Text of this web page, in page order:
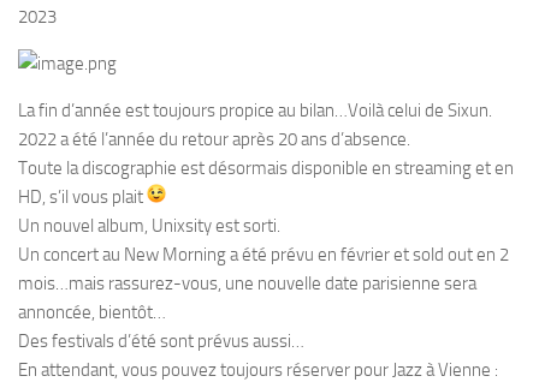
2023
La fin d’année est toujours propice au bilan…Voilà celui de Sixun.
2022 a été l’année du retour après 20 ans d’absence.
Toute la discographie est désormais disponible en streaming et en
HD, s’il vous plait
Un nouvel album, Unixsity est sorti.
Un concert au New Morning a été prévu en février et sold out en 2
mois…mais rassurez-vous, une nouvelle date parisienne sera
annoncée, bientôt…
Des festivals d’été sont prévus aussi…
En attendant, vous pouvez toujours réserver pour Jazz à Vienne :